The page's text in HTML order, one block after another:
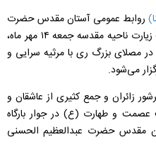
روابط عمومی آستان مقدس حضرت
ناحیه مقدسه
جمعه ۱۴ مهر ماه،
مصلای بزرگ ری با مرثیه سرایی و
می‌شود.
زائران و جمع کثیری از عاشقان و
و طهارت (ع) در جوار بارگاه
مقدس حضرت عبدالعظیم الحسنی